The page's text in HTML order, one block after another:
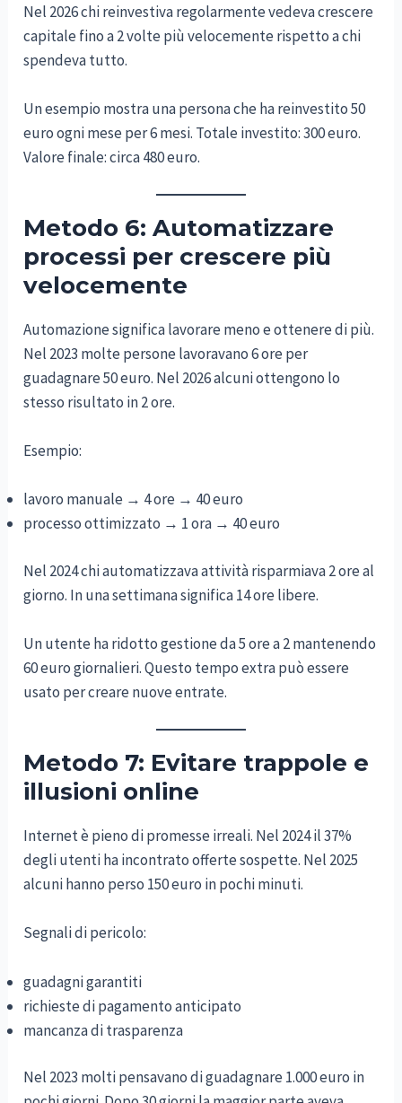
Nel 2026 chi reinvestiva regolarmente vedeva crescere
capitale fino a 2 volte più velocemente rispetto a chi
spendeva tutto.
Un esempio mostra una persona che ha reinvestito 50
euro ogni mese per 6 mesi. Totale investito: 300 euro.
Valore finale: circa 480 euro.
Metodo 6: Automatizzare
processi per crescere più
velocemente
Automazione significa lavorare meno e ottenere di più.
Nel 2023 molte persone lavoravano 6 ore per
guadagnare 50 euro. Nel 2026 alcuni ottengono lo
stesso risultato in 2 ore.
Esempio:
lavoro manuale → 4 ore → 40 euro
processo ottimizzato → 1 ora → 40 euro
Nel 2024 chi automatizzava attività risparmiava 2 ore al
giorno. In una settimana significa 14 ore libere.
Un utente ha ridotto gestione da 5 ore a 2 mantenendo
60 euro giornalieri. Questo tempo extra può essere
usato per creare nuove entrate.
Metodo 7: Evitare trappole e
illusioni online
Internet è pieno di promesse irreali. Nel 2024 il 37%
degli utenti ha incontrato offerte sospette. Nel 2025
alcuni hanno perso 150 euro in pochi minuti.
Segnali di pericolo:
guadagni garantiti
richieste di pagamento anticipato
mancanza di trasparenza
Nel 2023 molti pensavano di guadagnare 1.000 euro in